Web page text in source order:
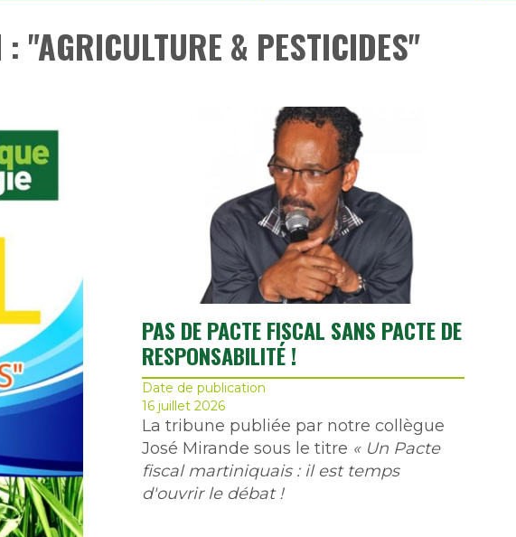
"AGRICULTURE & PESTICIDES"
PAS DE PACTE FISCAL SANS PACTE DE
RESPONSABILITÉ !
Date de publication
16 juillet 2026
La tribune publiée par notre collègue
José Mirande sous le titre « Un Pacte
fiscal martiniquais : il est temps
d'ouvrir le débat !